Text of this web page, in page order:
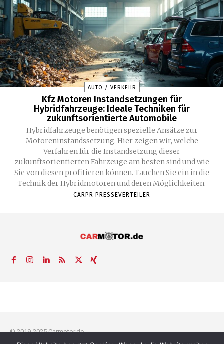
AUTO / VERKEHR
Kfz Motoren Instandsetzungen für
Hybridfahrzeuge: Ideale Techniken für
zukunftsorientierte Automobile
Hybridfahrzeuge benötigen spezielle Ansätze zur
Motoreninstandssetzung. Hier zeigen wir, welche
Verfahren für die Instandsetzung dieser
zukunftsorientierten Fahrzeuge am besten sind und wie
Sie von diesen profitieren können. Tauchen Sie ein in die
Technik der Hybridmotoren und deren Möglichkeiten.
CARPR PRESSEVERTEILER
© 2019-2025 Carmotor.de